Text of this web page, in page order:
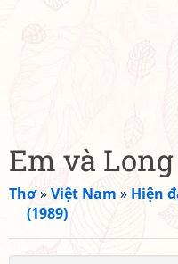
Em và
Thơ»Việt Nam » Hiện
(1989)